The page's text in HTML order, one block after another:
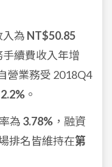
入為 NT$50.85
手續費收入年增
營業務受 2018Q4
2.2% 。
為 3.78% ，融資
排名皆維持在第